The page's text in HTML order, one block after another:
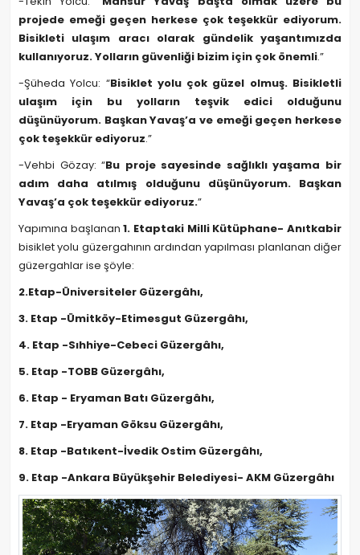
projede emeği geçen herkese çok teşekkür ediyorum.
Bisikleti ulaşım aracı olarak gündelik yaşantımızda
kullanıyoruz. Yolların güvenliği bizim için çok önemli.”
-Şüheda Yolcu: “Bisiklet yolu çok güzel olmuş. Bisikletli
ulaşım için bu yolların teşvik edici olduğunu
düşünüyorum. Başkan Yavaş’a ve emeği geçen herkese
çok teşekkür ediyoruz.”
-Vehbi Gözay: “Bu proje sayesinde sağlıklı yaşama bir
adım daha atılmış olduğunu düşünüyorum. Başkan
Yavaş’a çok teşekkür ediyoruz.”
Yapımına başlanan1. Etaptaki Milli Kütüphane- Anıtkabir
bisiklet yolu güzergahının ardından yapılması planlanan diğer
güzergahlar ise şöyle:
2.Etap-Üniversiteler Güzergâhı,
3. Etap -Ümitköy-Etimesgut Güzergâhı,
4. Etap -Sıhhiye-Cebeci Güzergâhı,
5. Etap -TOBB Güzergâhı,
6. Etap - Eryaman Batı Güzergâhı,
7. Etap -Eryaman Göksu Güzergâhı,
8. Etap -Batıkent-İvedik Ostim Güzergâhı,
9. Etap -Ankara Büyükşehir Belediyesi- AKM Güzergâhı